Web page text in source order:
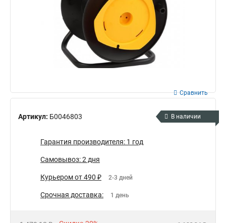
Артикул: Б0046803
Сравнить
В наличии
Гарантия производителя: 1 год
Самовывоз: 2 дня
Курьером от 490 ₽ 2-3 дней
Срочная доставка: 1 день